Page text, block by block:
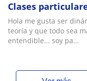
Clases
Hola me gusta ser
teoría y que todo sea
entendible... soy pa...